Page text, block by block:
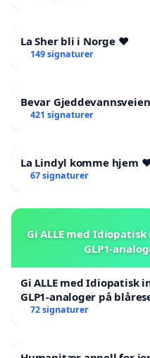
La Sher bli i Norge ❤️
149 signaturer
Bevar
421 signaturer
La Lindyl komme hjem
67 signaturer
Gi ALLE med
GLP1-
Gi ALLE med
GLP1-analoger på
72 signaturer